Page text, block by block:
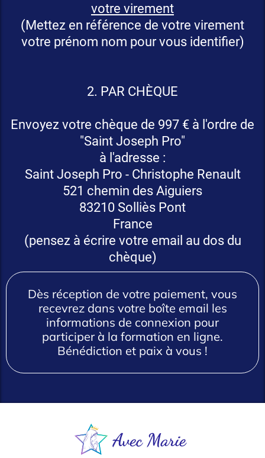
votre virement
(Mettez en référence de votre virement
votre prénom nom pour vous identifier)
2. PAR CHÈQUE
Envoyez votre chèque de 997 € à l'ordre de
"Saint Joseph Pro"
à l'adresse :
Saint Joseph Pro - Christophe Renault
521 chemin des Aiguiers
83210 Solliès Pont
France
(pensez à écrire votre email au dos du
chèque)
Dès réception de votre paiement, vous
recevrez dans votre boîte email les
informations de connexion pour
participer à la formation en ligne.
Bénédiction et paix à vous !